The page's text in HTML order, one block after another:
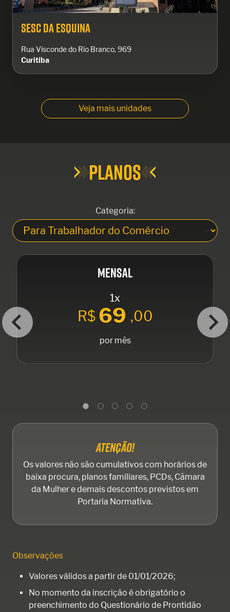
Sesc da Esquina
Rua Visconde do Rio Branco, 969
Curitiba
Veja mais unidades
PLANOS
Categoria:
MENSAL
1x
R$ 69 ,00
por mês
ATENÇÃO!
Os valores não são cumulativos com horários de
baixa procura, planos familiares, PCDs, Câmara
da Mulher e demais descontos previstos em
Portaria Normativa.
Observações
Valores válidos a partir de 01/01/2026;
No momento da inscrição é obrigatório o
preenchimento do Questionário de Prontidão